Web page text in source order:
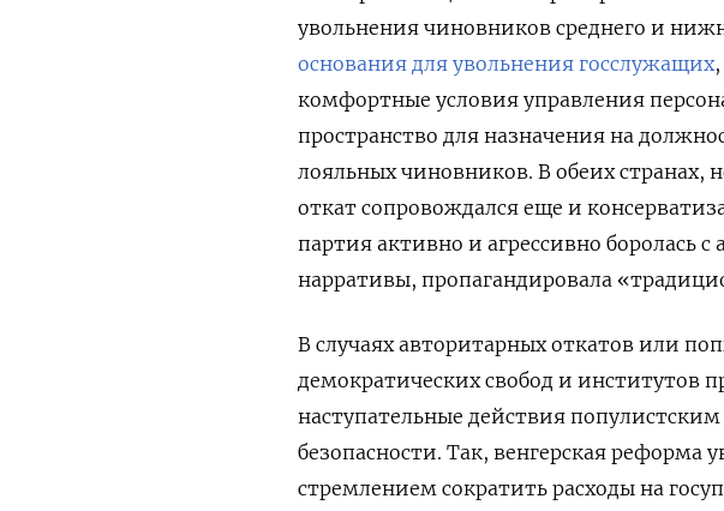
увольнения чиновников среднего и
основания для увольнения госслужащих
комфортные условия управления
пространство для назначения на
лояльных чиновников. В обеих странах,
откат сопровождался еще и
партия активно и агрессивно боролась
нарративы, пропагандировала
В случаях авторитарных откатов или
демократических свобод и институтов
наступательные действия
безопасности. Так, венгерская реформа
стремлением сократить расходы на